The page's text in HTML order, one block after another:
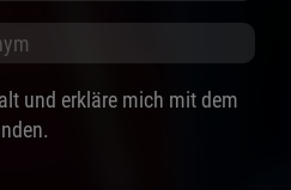
und erkläre mich mit dem